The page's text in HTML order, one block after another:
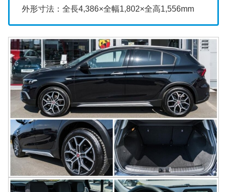
外形寸法：全長4,386×全幅1,802×全高1,556mm